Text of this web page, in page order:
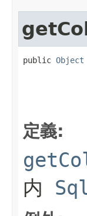
public Object
定義:
内